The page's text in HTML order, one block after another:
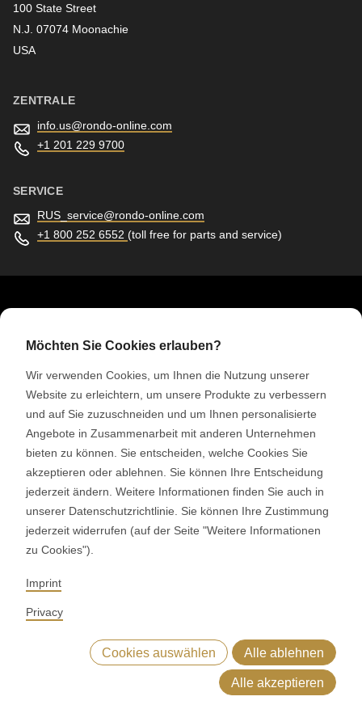
100 State Street
N.J. 07074 Moonachie
USA
ZENTRALE
info.us@rondo-online.com
+1 201 229 9700
SERVICE
RUS_service@rondo-online.com
+1 800 252 6552 (toll free for parts and service)
RONDO Headquarters
Heimiswilstrasse 42
SOCIAL MEDIA
LinkedIn
Google Reviews
AGB LIEFERUNG MASCHINEN & ANLAGEN
AGB RONDOCONNECT
AGB ERSATZTEILEALLGEMEINE EINKAUFSBEDINGUNGEN
SUPPLIER CODE OF CONDUCT
WHISTLEBLOWING (IT)
Möchten Sie Cookies erlauben?
Wir verwenden Cookies, um Ihnen die Nutzung unserer
Website zu erleichtern, um unsere Produkte zu verbessern
und auf Sie zuzuschneiden und um Ihnen personalisierte
Angebote in Zusammenarbeit mit anderen Unternehmen
bieten zu können. Sie entscheiden, welche Cookies Sie
akzeptieren oder ablehnen. Sie können Ihre Entscheidung
jederzeit ändern. Weitere Informationen finden Sie auch in
unserer Datenschutzrichtlinie. Sie können Ihre Zustimmung
jederzeit widerrufen (auf der Seite "Weitere Informationen
zu Cookies").
Imprint
Privacy
Cookies auswählen Alle ablehnen
Alle akzeptieren